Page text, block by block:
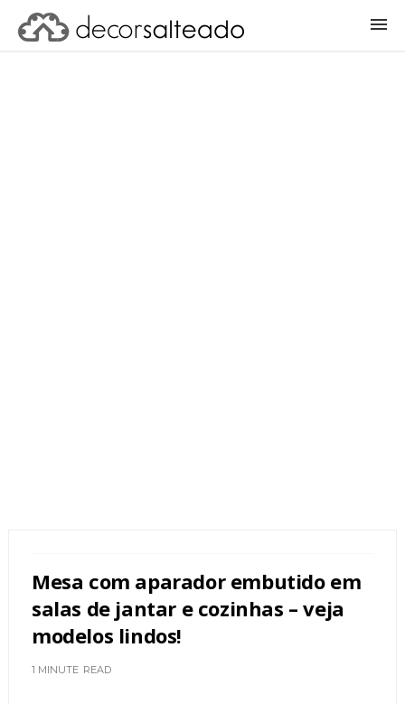
Mesa com aparador embutido em
salas de jantar e cozinhas – veja
modelos lindos!
1 MINUTE READ